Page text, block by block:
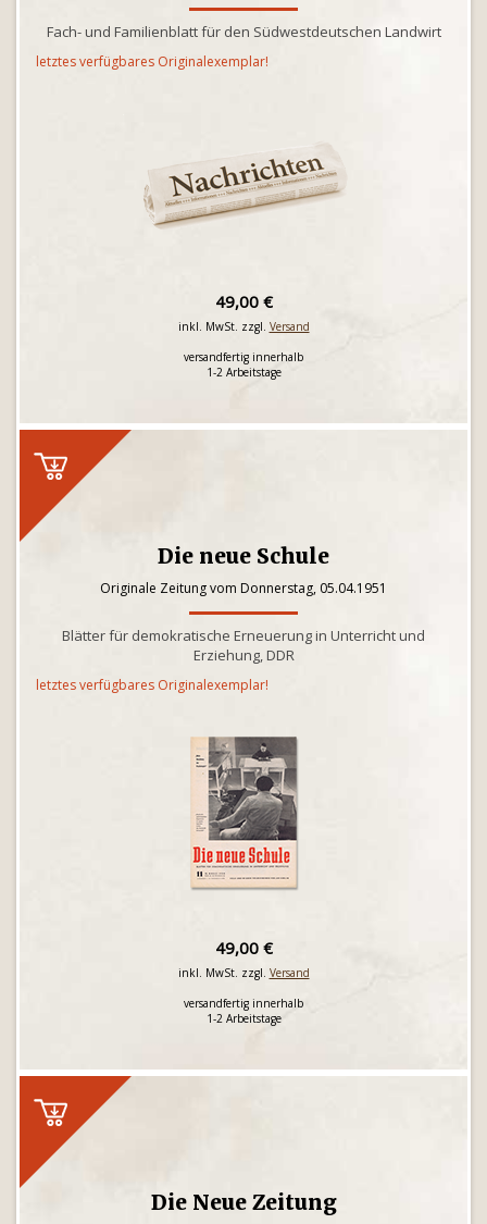
Fach- und Familienblatt für den Südwestdeutschen Landwirt
letztes verfügbares Originalexemplar!
49,00 €
inkl. MwSt. zzgl. Versand
versandfertig innerhalb
1-2 Arbeitstage
Die neue Schule
Originale Zeitung vom Donnerstag, 05.04.1951
Blätter für demokratische Erneuerung in Unterricht und
Erziehung, DDR
letztes verfügbares Originalexemplar!
49,00 €
inkl. MwSt. zzgl. Versand
versandfertig innerhalb
1-2 Arbeitstage
Die Neue Zeitung